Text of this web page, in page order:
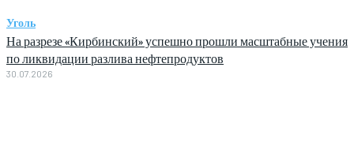
Уголь
На разрезе «Кирбинский» успешно прошли масштабные учения
по ликвидации разлива нефтепродуктов
30.07.2026